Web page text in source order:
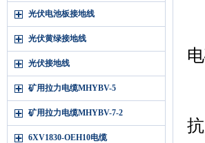
光伏电池板接地线
光伏黄绿接地线
光伏接地线
矿用拉力电缆MHYBV-5
矿用拉力电缆MHYBV-7-2
6XV1830-OEH10电缆